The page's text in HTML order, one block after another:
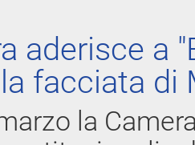
aderisce a
facciata di
la